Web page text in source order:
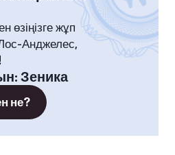
өзіңізге жұп
Анджелес,
: Зеника
не?